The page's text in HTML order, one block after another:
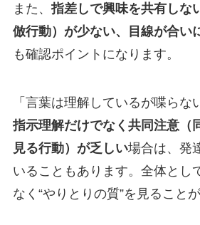
また、 指差しで興味を共有しな
倣行動）が少ない、目線が合い
も確認ポイントになります。
「言葉は理解しているが喋らな
指示理解だけでなく共同注意（
見る行動）が乏しい場合は、発
いることもあります。全体とし
なく“やりとりの質”を見ること